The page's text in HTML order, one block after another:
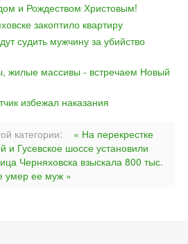
и Рождеством Христовым!
закоптило квартиру
судить мужчину за убийство
жилые массивы - встречаем Новый
избежал наказания
категории:
« На перекрестке
Гусевское шоссе установили
Черняховска взыскала 800 тыс.
умер ее муж »